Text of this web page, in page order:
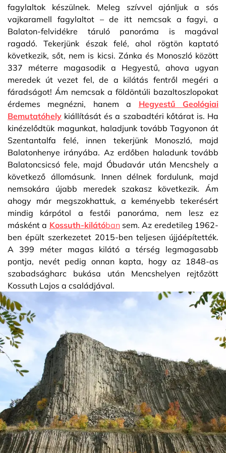
fagylaltok készülnek. Meleg szívvel ajánljuk a sós
vajkaramell fagylaltot – de itt nemcsak a fagyi, a
Balaton-felvidékre táruló panoráma is magával
ragadó. Tekerjünk észak felé, ahol rögtön kaptató
következik, sőt, nem is kicsi. Zánka és Monoszló között
337 méterre magasodik a Hegyestű, ahova ugyan
meredek út vezet fel, de a kilátás fentről megéri a
fáradságot! Ám nemcsak a földöntúli bazaltoszlopokat
érdemes megnézni, hanem a Hegyestű Geológiai
Bemutatóhely kiállítását és a szabadtéri kőtárat is. Ha
kinézelődtük magunkat, haladjunk tovább Tagyonon át
Szentantalfa felé, innen tekerjünk Monoszló, majd
Balatonhenye irányába. Az erdőben haladunk tovább
Balatoncsicsó fele, majd Óbudavár után Mencshely a
következő állomásunk. Innen délnek fordulunk, majd
nemsokára újabb meredek szakasz következik. Ám
ahogy már megszokhattuk, a keményebb tekerésért
mindig kárpótol a festői panoráma, nem lesz ez
másként a Kossuth-kilátóbansem. Az eredetileg 1962-
ben épült szerkezetet 2015-ben teljesen újjáépítették.
A 399 méter magas kilátó a térség legmagasabb
pontja, nevét pedig onnan kapta, hogy az 1848-as
szabadságharc bukása után Mencshelyen rejtőzött
Kossuth Lajos a családjával.